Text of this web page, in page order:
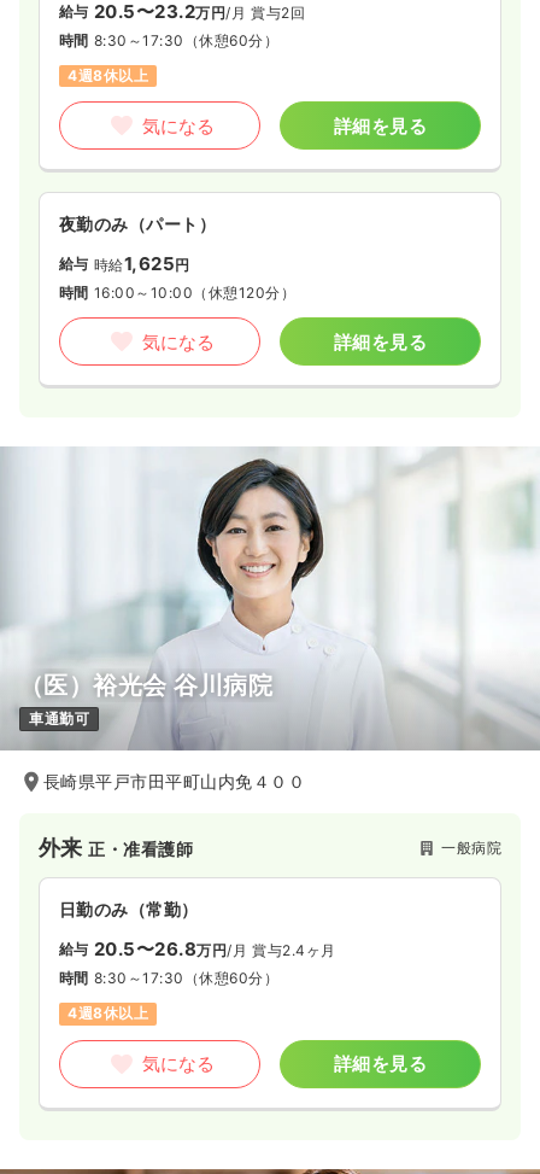
給与 20.5〜23.2万円/月 賞与2回
時間 8:30～17:30 （休憩60分）
4週8休以上
気になる 詳細を見る
夜勤のみ（パート）
給与 時給1,625円
時間 16:00～10:00 （休憩120分）
気になる 詳細を見る
（医）裕光会 谷川病院
車通勤可
長崎県平戸市田平町山内免４００
外来正・准看護師 一般病院
日勤のみ（常勤）
給与 20.5〜26.8万円/月 賞与2.4ヶ月
時間 8:30～17:30 （休憩60分）
4週8休以上
気になる 詳細を見る